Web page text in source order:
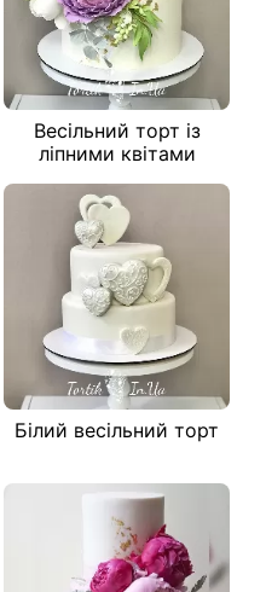
Весільний торт із
ліпними квітами
Білий весільний торт